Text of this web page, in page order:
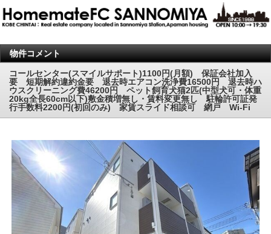
物件コメント
コールセンター(スマイルサポート)1100円(月額) 保証会社加入
要 短期解約違約金要 退去時エアコン洗浄費16500円 退去時ハ
ウスクリーニング費46200円 ペット飼育犬猫2匹(中型犬可・体重
20kg全長60cm以下)敷金積増無し・賃料変更無し 駐輪許可証発
行手数料2200円(初回のみ) 家賃スライド相談可 網戸 Wi-Fi